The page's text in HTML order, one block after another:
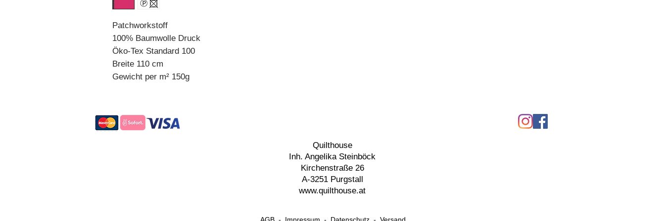
Patchworkstoff
100% Baumwolle Druck
Öko-Tex Standard 100
Breite 110 cm
Gewicht per m² 150g
Quilthouse
Inh. Angelika Steinböck
Kirchenstraße 26
A-3251 Purgstall
www.quilthouse.at